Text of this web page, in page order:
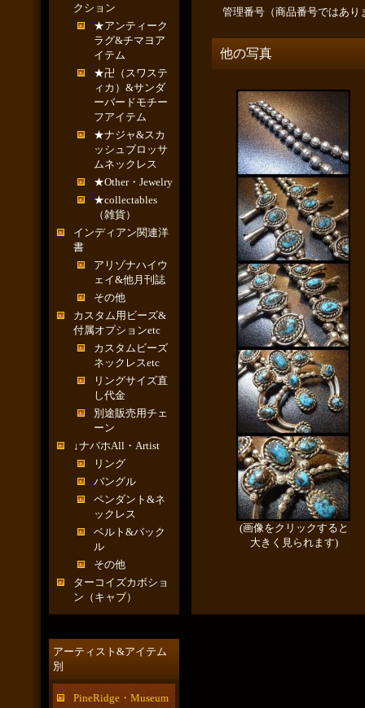
クション
★アンティーク
ラグ&チマヨア
イテム
★卍（スワステ
ィカ）&サンダ
ーバードモチー
フアイテム
★ナジャ&スカ
ッシュブロッサ
ムネックレス
★Other・Jewelry
★collectables
（雑貨）
インディアン関連洋
書
アリゾナハイウ
ェイ&他月刊誌
その他
カスタム用ビーズ&
付属オプションetc
カスタムビーズ
ネックレスetc
リングサイズ直
し代金
別途販売用チェ
ーン
↓ナバホAll・Artist
リング
バングル
ペンダント&ネ
ックレス
ベルト&バック
ル
その他
ターコイズカボショ
ン（キャブ）
アーティスト&アイテム
別
PineRidge・Museum
管理番号（商品番号ではあり
他の写真
(画像をクリックすると
大きく見られます)